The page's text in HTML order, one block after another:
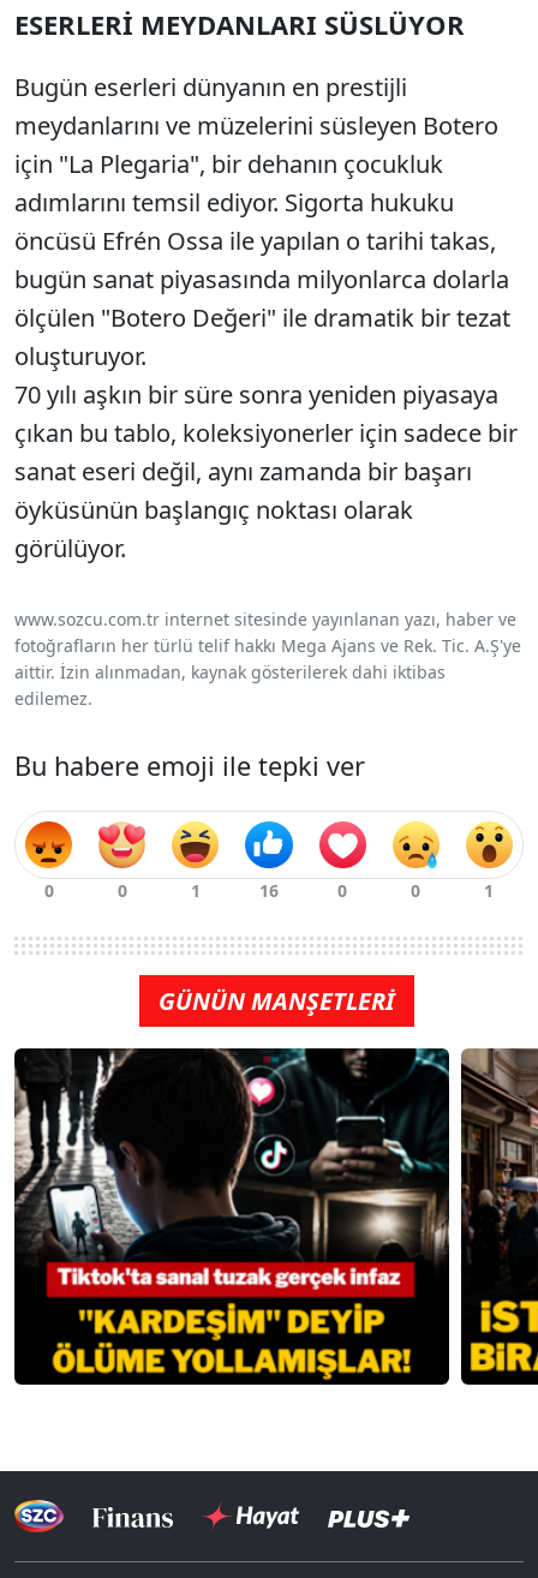
ESERLERİ MEYDANLARI SÜSLÜYOR
Bugün eserleri dünyanın en prestijli
meydanlarını ve müzelerini süsleyen Botero
için "La Plegaria", bir dehanın çocukluk
adımlarını temsil ediyor. Sigorta hukuku
öncüsü Efrén Ossa ile yapılan o tarihi takas,
bugün sanat piyasasında milyonlarca dolarla
ölçülen "Botero Değeri" ile dramatik bir tezat
oluşturuyor.
70 yılı aşkın bir süre sonra yeniden piyasaya
çıkan bu tablo, koleksiyonerler için sadece bir
sanat eseri değil, aynı zamanda bir başarı
öyküsünün başlangıç noktası olarak
görülüyor.
www.sozcu.com.tr internet sitesinde yayınlanan yazı, haber ve
fotoğrafların her türlü telif hakkı Mega Ajans ve Rek. Tic. A.Ş'ye
aittir. İzin alınmadan, kaynak gösterilerek dahi iktibas
edilemez.
Bu habere emoji ile tepki ver
GÜNÜN MANŞETLERİ